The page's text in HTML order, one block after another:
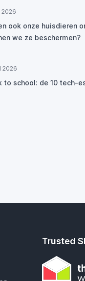
2026
ook onze huisdieren
we ze beschermen?
2026
to school: de 10 tech-
Trusted